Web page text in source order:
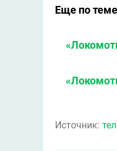
Еще по
Источник: